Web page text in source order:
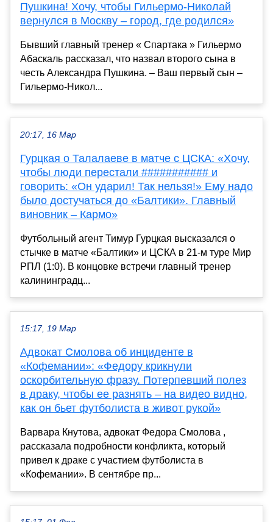
Пушкина! Хочу, чтобы Гильермо-Николай
вернулся в Москву – город, где родился»
Бывший главный тренер « Спартака » Гильермо
Абаскаль рассказал, что назвал второго сына в
честь Александра Пушкина. – Ваш первый сын –
Гильермо-Никол...
20:17, 16 Мар
Гурцкая о Талалаеве в матче с ЦСКА: «Хочу,
чтобы люди перестали ########### и
говорить: «Он ударил! Так нельзя!» Ему надо
было достучаться до «Балтики». Главный
виновник – Кармо»
Футбольный агент Тимур Гурцкая высказался о
стычке в матче «Балтики» и ЦСКА в 21-м туре Мир
РПЛ (1:0). В концовке встречи главный тренер
калининградц...
15:17, 19 Мар
Адвокат Смолова об инциденте в
«Кофемании»: «Федору крикнули
оскорбительную фразу. Потерпевший полез
в драку, чтобы ее разнять – на видео видно,
как он бьет футболиста в живот рукой»
Варвара Кнутова, адвокат Федора Смолова ,
рассказала подробности конфликта, который
привел к драке с участием футболиста в
«Кофемании». В сентябре пр...